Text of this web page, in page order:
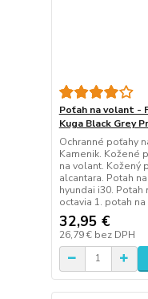
Poťah na volant -
Kuga Black Grey
Ochranné poťahy
Kamenik. Kožené
na volant. Kožený
alcantara. Potah
hyundai i30.
octavia 1. potah
32,95 €
26,79 € bez DPH